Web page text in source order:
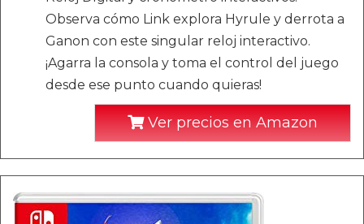
Observa cómo Link explora Hyrule y derrota a
Ganon con este singular reloj interactivo.
¡Agarra la consola y toma el control del juego
desde ese punto cuando quieras!
Ver precios en Amazon